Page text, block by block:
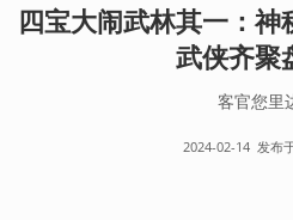
四宝大闹武林其一：
武侠齐聚
客官您里
2024-02-14 发布